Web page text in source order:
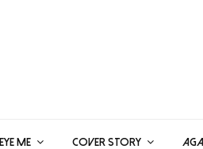
EYE ME COVER STORY